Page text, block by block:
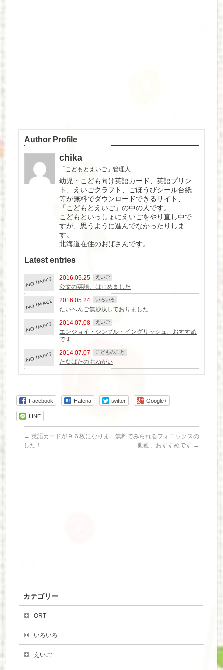
Author Profile
chika
「こどもとえいご」管理人
幼児・こども向け英語カード、英語プリン
ト、えいごクラフト、ごほうびシール台紙
等が無料でダウンロードできるサイト、
「こどもとえいご」の中の人です。
こどもといっしょにえいごをやり直し中で
すが、思うように進んでなかったりしま
す。
北海道在住のおばさんです。
Latest entries
2016.05.25 えいご
公文の英語、はじめました
2016.05.24 いろいろ
たいへんご無沙汰しておりました
2014.07.08 えいご
エンジョイ・シンプル・イングリッシュ、おすすめ
です
2014.07.07 こどものこと
たなばたのおねがい
Facebook Hatena twitter Google+
LINE
← 英語カードが９６枚になりま
した！
無料でみられるフォニックスの
動画、おすすめです →
カテゴリー
ORT
いろいろ
えいご